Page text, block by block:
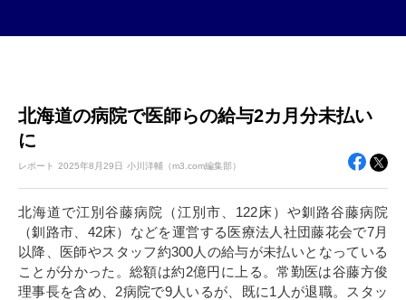
北海道の病院で医師らの給与2カ月分未払い
に
レポート 2025年8月29日 小川洋輔（m3.com編集部）
北海道で江別谷藤病院（江別市、122床）や釧路谷藤病院
（釧路市、42床）などを運営する医療法人社団藤花会で7月
以降、医師やスタッフ約300人の給与が未払いとなっている
ことが分かった。総額は約2億円に上る。常勤医は谷藤方俊
理事長を含め、2病院で9人いるが、既に1人が退職。スタッ